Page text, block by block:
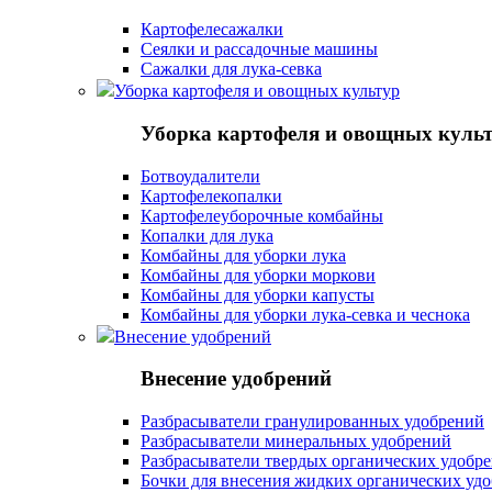
Картофелесажалки
Сеялки и рассадочные машины
Сажалки для лука-севка
Уборка картофеля и овощных культур
Уборка картофеля и овощных
Ботвоудалители
Картофелекопалки
Картофелеуборочные комбайны
Копалки для лука
Комбайны для уборки лука
Комбайны для уборки моркови
Комбайны для уборки капусты
Комбайны для уборки лука-севка и чеснока
Внесение удобрений
Внесение удобрений
Разбрасыватели гранулированных удобрений
Разбрасыватели минеральных удобрений
Разбрасыватели твердых органических
Бочки для внесения жидких органических